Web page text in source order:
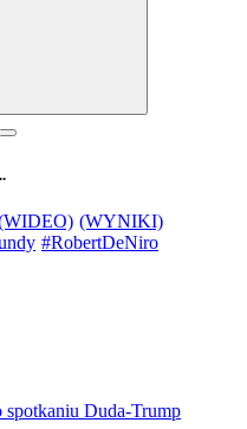
(WYNIKI)
#RobertDeNiro
spotkaniu Duda-Trump